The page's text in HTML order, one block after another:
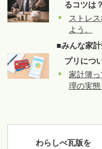
るコツは？
ストレ
よう。
■みんな家
プリにつ
家計簿
理の実
わらしべ瓦版を